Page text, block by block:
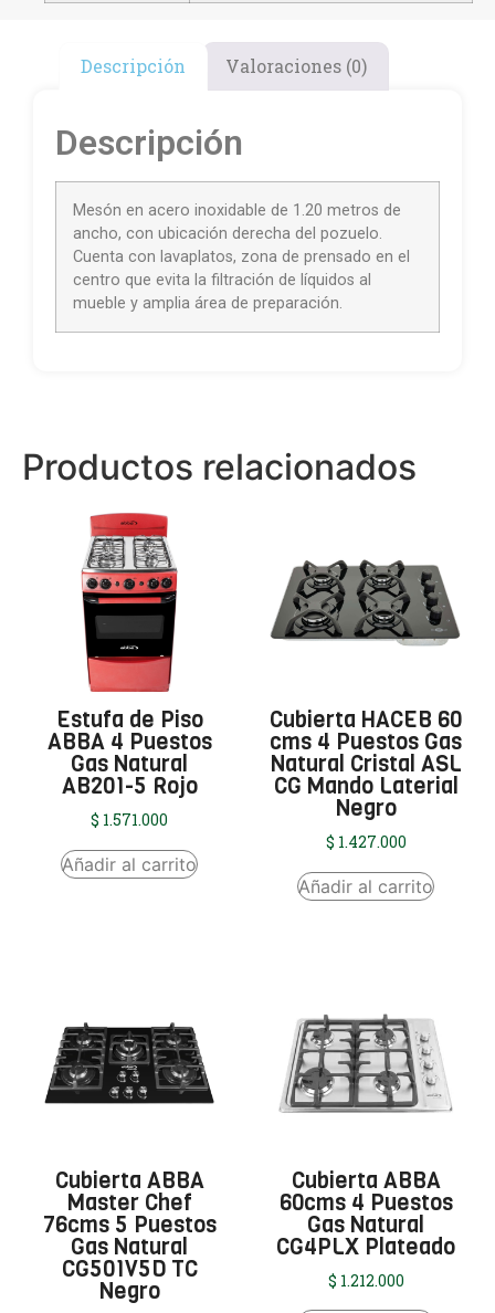
Descripción Valoraciones (0)
Descripción
Mesón en acero inoxidable de 1.20 metros de
ancho, con ubicación derecha del pozuelo.
Cuenta con lavaplatos, zona de prensado en el
centro que evita la filtración de líquidos al
mueble y amplia área de preparación.
Productos relacionados
Estufa de Piso
ABBA 4 Puestos
Gas Natural
AB201-5 Rojo
$ 1.571.000
Añadir al carrito
Cubierta HACEB 60
cms 4 Puestos Gas
Natural Cristal ASL
CG Mando Laterial
Negro
$ 1.427.000
Añadir al carrito
Cubierta ABBA
Master Chef
76cms 5 Puestos
Gas Natural
CG501V5D TC
Negro
Cubierta ABBA
60cms 4 Puestos
Gas Natural
CG4PLX Plateado
$ 1.212.000